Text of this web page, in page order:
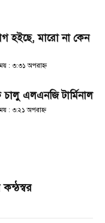
হইছে, মারো না কেন
: ৩:৩১ অপরাহ্ণ
এলএনজি টার্মিনাল
: ৩:২১ অপরাহ্ণ